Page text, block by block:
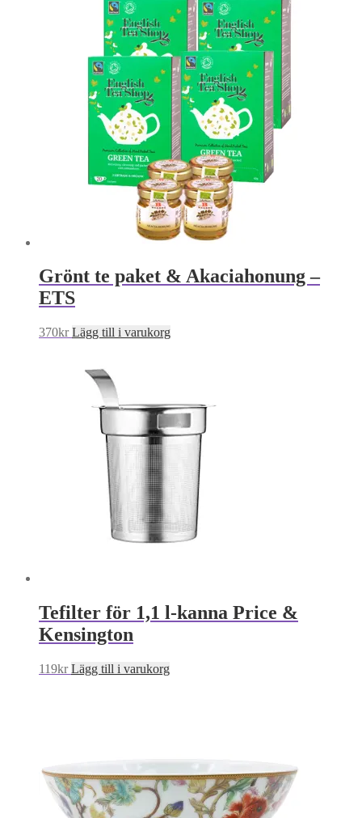
Grönt te paket & Akaciahonung –
ETS
370kr Lägg till i varukorg
Tefilter för 1,1 l-kanna Price &
Kensington
119kr Lägg till i varukorg